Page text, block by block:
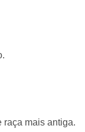
raça mais antiga.